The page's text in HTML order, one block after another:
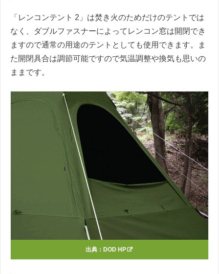
「レンコンテント 2」は焚き火のためだけのテントでは
なく、ダブルファスナーによってレンコン窓は開閉でき
ますので通常の用途のテントとしても使用できます。ま
た開閉具合は調節可能ですので気温調整や換気も思いの
ままです。
出典： DOD HP